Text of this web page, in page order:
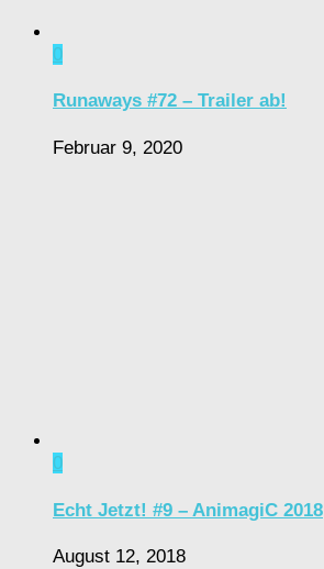
0
Runaways #72 – Trailer ab!
Februar 9, 2020
0
Echt Jetzt! #9 – AnimagiC 2018
August 12, 2018